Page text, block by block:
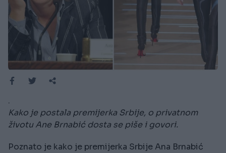
.
Kako je postala premijerka Srbije, o privatnom
životu Ane Brnabić dosta se piše i govori.
Poznato je kako je premijerka Srbije Ana Brnabić